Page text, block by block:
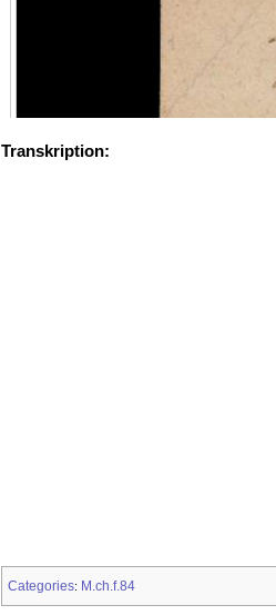
Transkription:
Categories: M.ch.f.84